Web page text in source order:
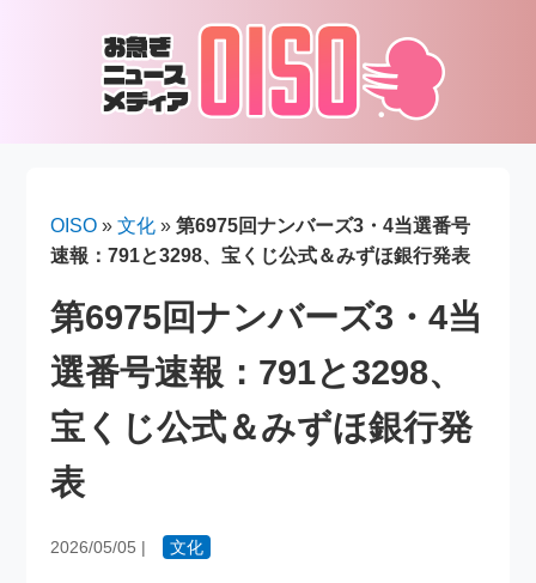
OISO »文化 »第6975回ナンバーズ3・4当選番号
速報：791と3298、宝くじ公式＆みずほ銀行発表
第6975回ナンバーズ3・4当
選番号速報：791と3298、
宝くじ公式＆みずほ銀行発
表
2026/05/05 | 文化